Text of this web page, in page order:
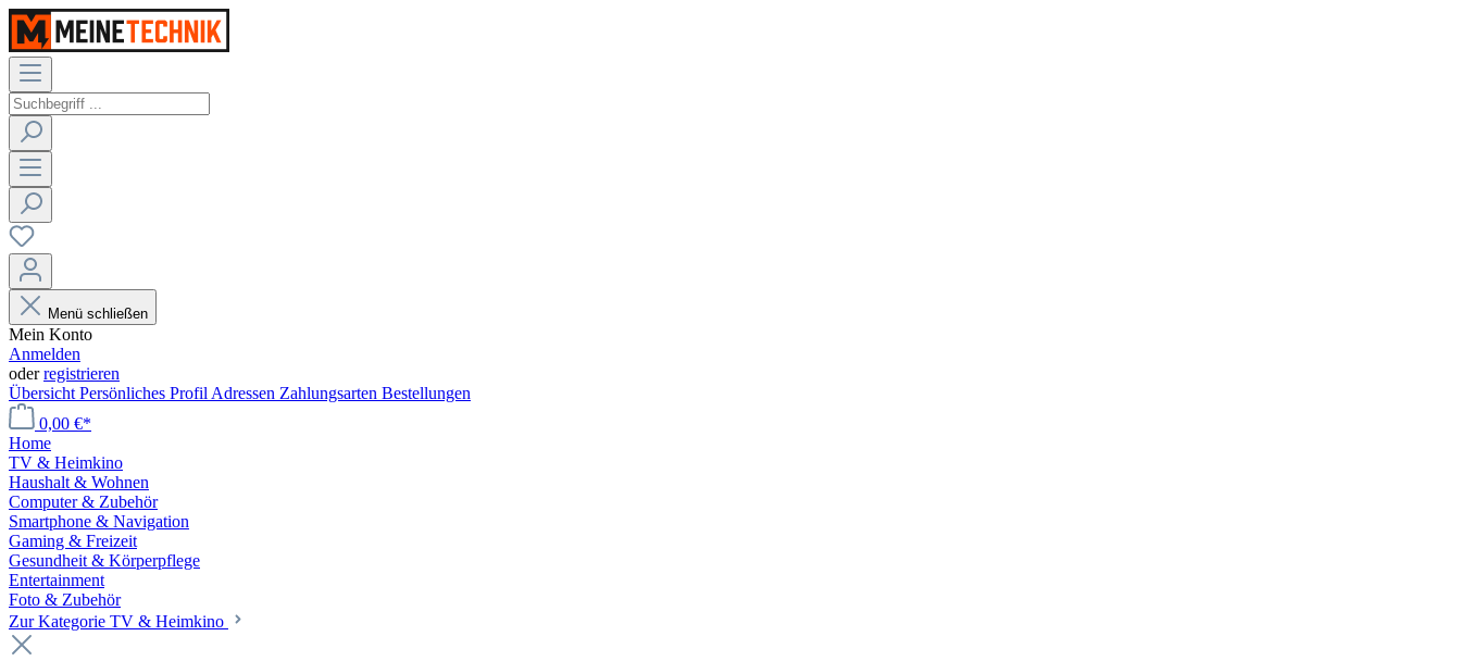
Menü schließen
Mein Konto
Anmelden
oderregistrieren
Übersicht Persönliches Profil Adressen Zahlungsarten Bestellungen
0,00 €*
Home
TV & Heimkino
Haushalt & Wohnen
Computer & Zubehör
Smartphone & Navigation
Gaming & Freizeit
Gesundheit & Körperpflege
Entertainment
Foto & Zubehör
Zur Kategorie TV & Heimkino